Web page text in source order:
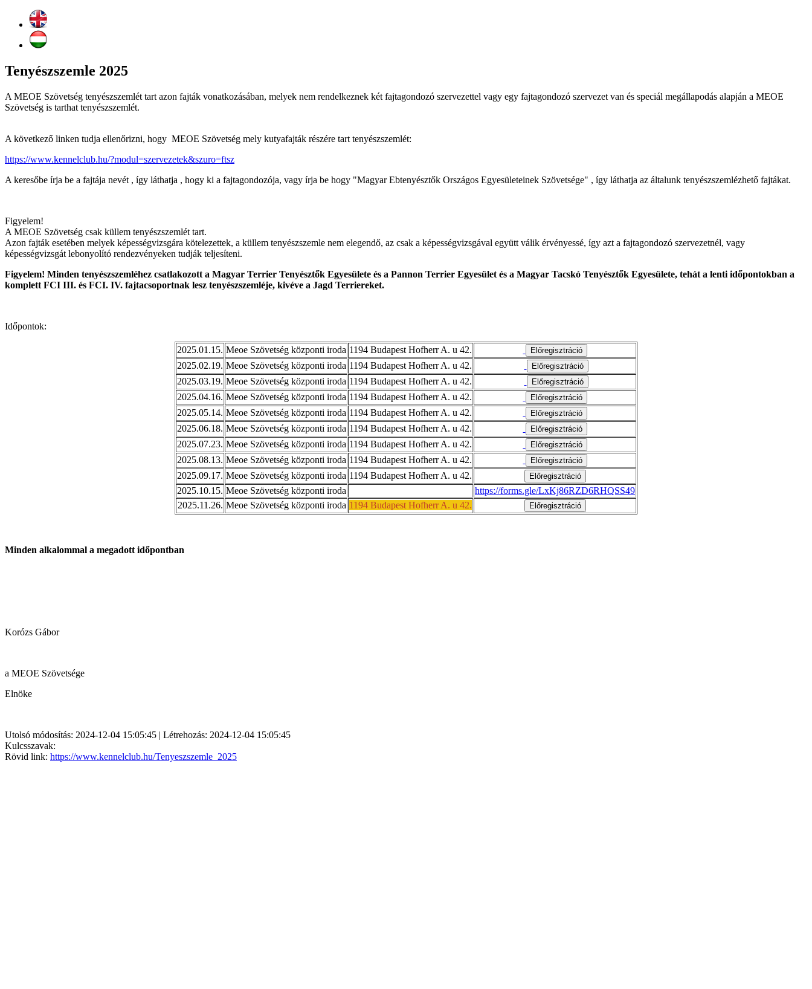
Tenyészszemle 2025
A MEOE Szövetség tenyészszemlét tart azon fajták vonatkozásában, melyek nem rendelkeznek két fajtagondozó szervezettel vagy egy fajtagondozó szervezet van és speciál megállapodás alapján a MEOE
Szövetség is tarthat tenyészszemlét.
A következő linken tudja ellenőrizni, hogy MEOE Szövetség mely kutyafajták részére tart tenyészszemlét:
https://www.kennelclub.hu/?modul=szervezetek&szuro=ftsz
A keresőbe írja be a fajtája nevét , így láthatja , hogy ki a fajtagondozója, vagy írja be hogy "Magyar Ebtenyésztők Országos Egyesületeinek Szövetsége" , így láthatja az általunk tenyészszemlézhető fajtákat.
Figyelem!
A MEOE Szövetség csak küllem tenyészszemlét tart.
Azon fajták esetében melyek képességvizsgára kötelezettek, a küllem tenyészszemle nem elegendő, az csak a képességvizsgával együtt válik érvényessé, így azt a fajtagondozó szervezetnél, vagy
képességvizsgát lebonyolító rendezvényeken tudják teljesíteni.
Figyelem! Minden tenyészszemléhez csatlakozott a Magyar Terrier Tenyésztők Egyesülete és a Pannon Terrier Egyesület és a Magyar Tacskó Tenyésztők Egyesülete, tehát a lenti időpontokban a
komplett FCI III. és FCI. IV. fajtacsoportnak lesz tenyészszemléje, kivéve a Jagd Terriereket.
Időpontok:
2025.01.15. Meoe Szövetség központi iroda 1194 Budapest Hofherr A. u 42.
2025.02.19. Meoe Szövetség központi iroda 1194 Budapest Hofherr A. u 42.
2025.03.19. Meoe Szövetség központi iroda 1194 Budapest Hofherr A. u 42.
2025.04.16. Meoe Szövetség központi iroda 1194 Budapest Hofherr A. u 42.
2025.05.14. Meoe Szövetség központi iroda 1194 Budapest Hofherr A. u 42.
2025.06.18. Meoe Szövetség központi iroda 1194 Budapest Hofherr A. u 42.
2025.07.23. Meoe Szövetség központi iroda 1194 Budapest Hofherr A. u 42.
2025.08.13. Meoe Szövetség központi iroda 1194 Budapest Hofherr A. u 42.
2025.09.17. Meoe Szövetség központi iroda 1194 Budapest Hofherr A. u 42.
2025.10.15. Meoe Szövetség központi iroda
https://forms.gle/LxKj86RZD6RHQSS49
2025.11.26. Meoe Szövetség központi iroda 1194 Budapest Hofherr A. u 42.
Minden alkalommal a megadott időpontban
Korózs Gábor
a MEOE Szövetsége
Elnöke
Utolsó módosítás: 2024-12-04 15:05:45 | Létrehozás: 2024-12-04 15:05:45
Kulcsszavak:
Rövid link: https://www.kennelclub.hu/Tenyeszszemle_2025